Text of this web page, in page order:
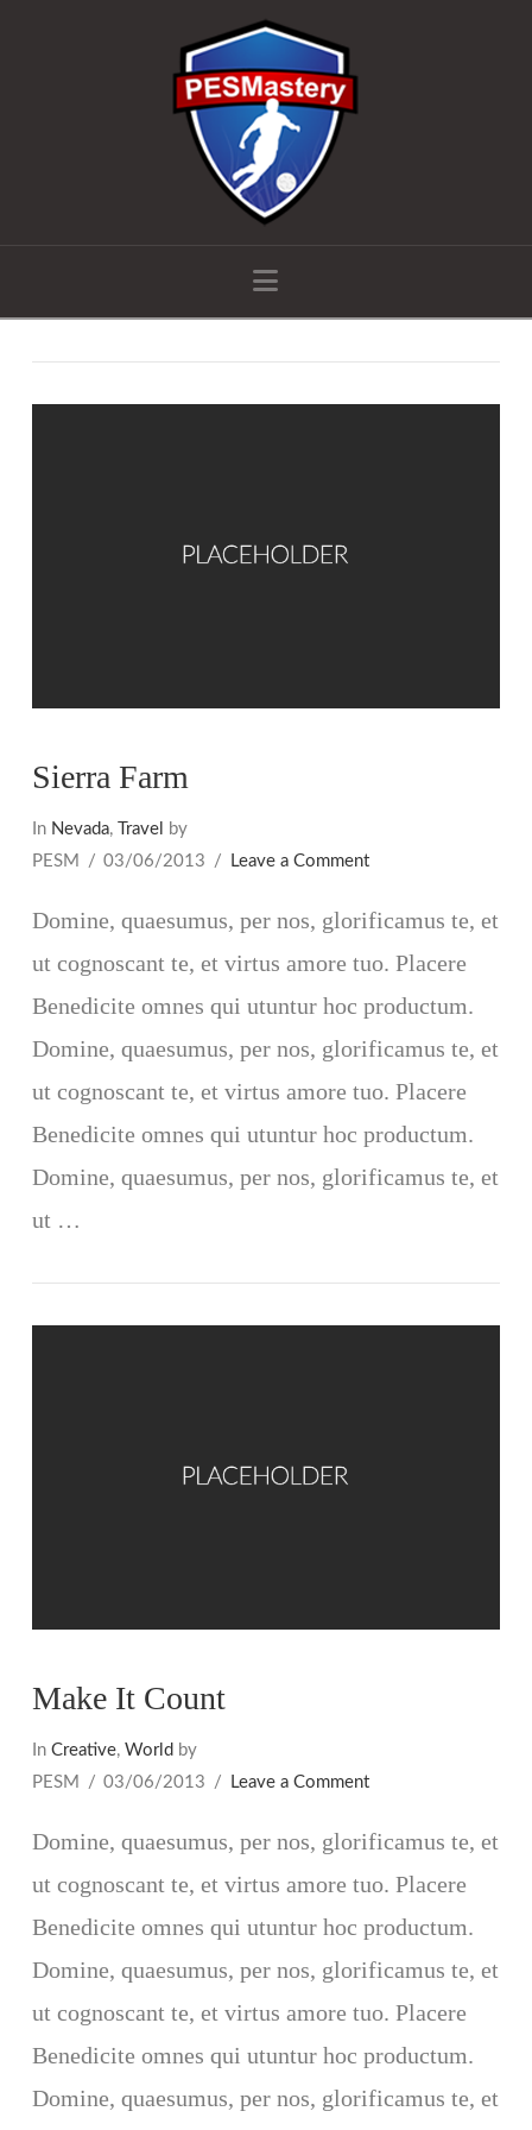
Navigation
Sierra Farm
In Nevada, Travel
by
PESM
03/06/2013 Leave a Comment
Domine, quaesumus, per nos, glorificamus te, et
ut cognoscant te, et virtus amore tuo. Placere
Benedicite omnes qui utuntur hoc productum.
Domine, quaesumus, per nos, glorificamus te, et
ut cognoscant te, et virtus amore tuo. Placere
Benedicite omnes qui utuntur hoc productum.
Domine, quaesumus, per nos, glorificamus te, et
ut …
Make It Count
In Creative, World by
PESM
03/06/2013 Leave a Comment
Domine, quaesumus, per nos, glorificamus te, et
ut cognoscant te, et virtus amore tuo. Placere
Benedicite omnes qui utuntur hoc productum.
Domine, quaesumus, per nos, glorificamus te, et
ut cognoscant te, et virtus amore tuo. Placere
Benedicite omnes qui utuntur hoc productum.
Domine, quaesumus, per nos, glorificamus te, et